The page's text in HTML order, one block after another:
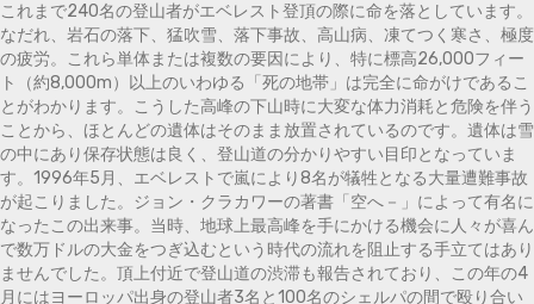
これまで240名の登山者がエベレスト登頂の際に命を落としています。
なだれ、岩石の落下、猛吹雪、落下事故、高山病、凍てつく寒さ、極度
の疲労。これら単体または複数の要因により、特に標高26,000フィー
ト（約8,000m）以上のいわゆる「死の地帯」は完全に命がけであるこ
とがわかります。こうした高峰の下山時に大変な体力消耗と危険を伴う
ことから、ほとんどの遺体はそのまま放置されているのです。遺体は雪
の中にあり保存状態は良く、登山道の分かりやすい目印となっていま
す。1996年5月、エベレストで嵐により8名が犠牲となる大量遭難事故
が起こりました。ジョン・クラカワーの著書「空へ－」によって有名に
なったこの出来事。当時、地球上最高峰を手にかける機会に人々が喜ん
で数万ドルの大金をつぎ込むという時代の流れを阻止する手立てはあり
ませんでした。頂上付近で登山道の渋滞も報告されており、この年の4
月にはヨーロッパ出身の登山者3名と100名のシェルパの間で殴り合い